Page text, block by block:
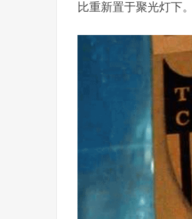
比重新置于聚光灯下